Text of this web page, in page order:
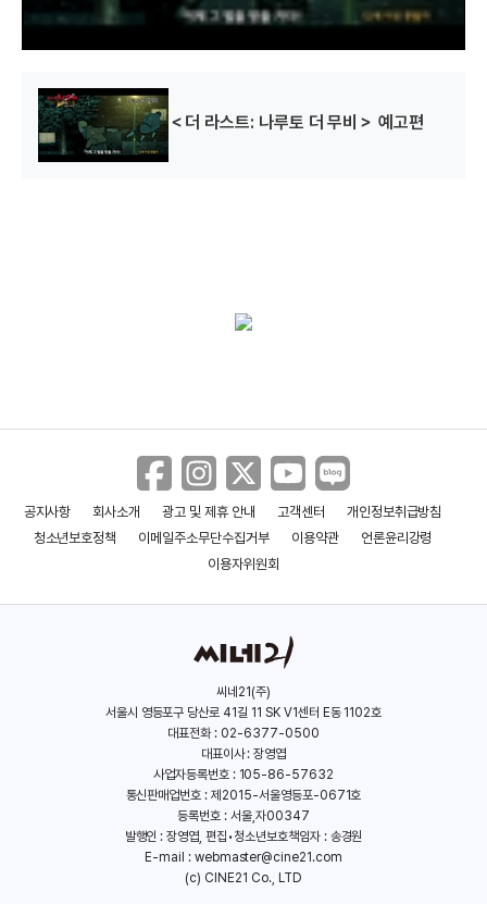
＜더 라스트: 나루토 더 무비＞ 예고편
공지사항 회사소개 광고 및 제휴 안내 고객센터
개인정보취급방침
청소년보호정책
이메일주소무단수집거부 이용약관
언론윤리강령
이용자위원회
씨네21(주)
서울시 영등포구 당산로 41길 11 SK V1센터 E동 1102호
대표전화 : 02-6377-0500
대표이사 : 장영엽
사업자등록번호 : 105-86-57632
통신판매업번호 : 제2015-서울영등포-0671호
등록번호 : 서울,자00347
발행인 : 장영엽, 편집•청소년보호책임자 : 송경원
E-mail : webmaster@cine21.com
(c) CINE21 Co., LTD